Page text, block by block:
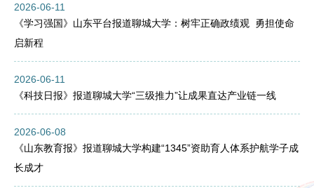
2026-06-11
《学习强国》山东平台报道聊城大学：树牢正确政绩观 勇担使命
启新程
2026-06-11
《科技日报》报道聊城大学“三级推力”让成果直达产业链一线
2026-06-08
《山东教育报》报道聊城大学构建“1345”资助育人体系护航学子成
长成才